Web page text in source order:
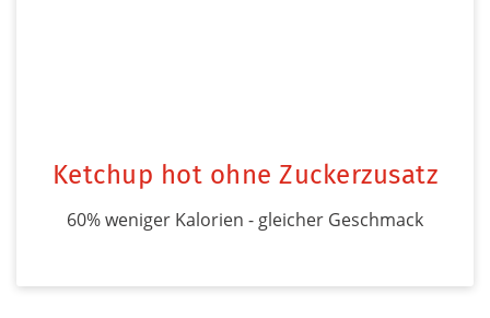
Ketchup hot ohne Zuckerzusatz
60% weniger Kalorien - gleicher Geschmack